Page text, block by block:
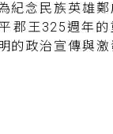
紀念民族英雄鄭
郡王325週年的
的政治宣傳與激